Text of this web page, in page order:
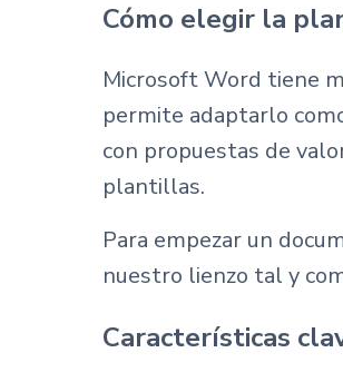
Cómo elegir la
Microsoft Word tiene
permite adaptarlo
con propuestas de
plantillas.
Para empezar un
nuestro lienzo tal y
Características